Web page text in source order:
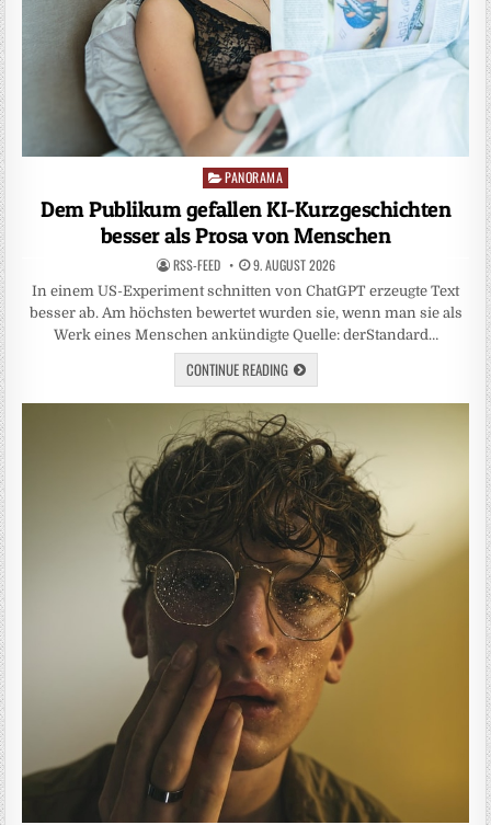
Posted
in
PANORAMA
Dem Publikum gefallen KI-Kurzgeschichten
besser als Prosa von Menschen
RSS-FEED 9. AUGUST 2026
In einem US-Experiment schnitten von ChatGPT erzeugte Text
besser ab. Am höchsten bewertet wurden sie, wenn man sie als
Werk eines Menschen ankündigte Quelle: derStandard…
CONTINUE READING